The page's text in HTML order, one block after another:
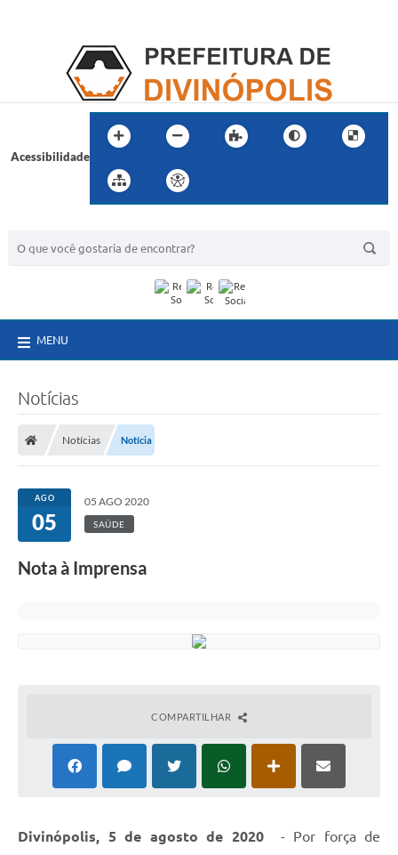
Acessibilidade
MENU
Notícias
Notícias Notícia
AGO
05
05 AGO 2020
SAÚDE
Nota à Imprensa
COMPARTILHAR
Divinópolis, 5 de agosto de 2020- Por força de